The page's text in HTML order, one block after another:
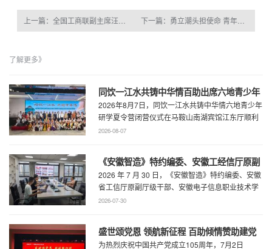
下一篇：勇立潮头担使命 青年先锋绘新篇
了解更多》
同饮一江水共铸中华情百助出席六地青少年
研学夏令营闭营仪式
2026年8月7日，同饮一江水共铸中华情六地青少年
研学夏令营闭营仪式在马鞍山南湖宾馆江东厅顺利
举办，百助CEO、马鞍山市新联会会长程 ...
2026-08-07
《安徽智造》特约编委、安徽工经信厅原副
厅级干部、安徽电子信息职业技术学院原党
委书记石象斌莅临百助考察交流
2026 年 7 月 30 日，《安徽智造》特约编委、安徽
省工信厅原副厅级干部、安徽电子信息职业技术学
院原党委书记石象斌莅临百助考 ...
2026-07-30
盛世颂党恩 领航新征程 百助倾情赞助建党
为热烈庆祝中国共产党成立105周年，7月2日